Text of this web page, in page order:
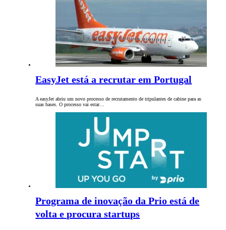
EasyJet está a recrutar em Portugal
A easyJet abriu um novo processo de recrutamento de tripulantes de cabine para as
suas bases. O processo vai estar…
Programa de inovação da Prio está de
volta e procura startups